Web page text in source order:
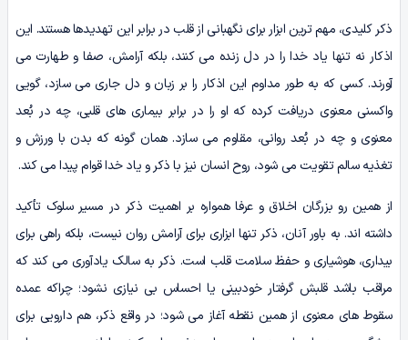
ذکر کلیدی، مهم ترین ابزار برای نگهبانی از قلب در برابر این تهدیدها هستند. این
اذکار نه تنها یاد خدا را در دل زنده می کنند، بلکه آرامش، صفا و طهارت می
آورند. کسی که به طور مداوم این اذکار را بر زبان و دل جاری می سازد، گویی
واکسنی معنوی دریافت کرده که او را در برابر بیماری های قلبی، چه در بُعد
معنوی و چه در بُعد روانی، مقاوم می سازد. همان گونه که بدن با ورزش و
تغذیه سالم تقویت می شود، روح انسان نیز با ذکر و یاد خدا قوام پیدا می کند.
از همین رو بزرگان اخلاق و عرفا همواره بر اهمیت ذکر در مسیر سلوک تأکید
داشته اند. به باور آنان، ذکر تنها ابزاری برای آرامش روان نیست، بلکه راهی برای
بیداری، هوشیاری و حفظ سلامت قلب است. ذکر به سالک یادآوری می کند که
مراقب باشد قلبش گرفتار خودبینی یا احساس بی نیازی نشود؛ چراکه عمده
سقوط های معنوی از همین نقطه آغاز می شود؛ در واقع ذکر، هم دارویی برای